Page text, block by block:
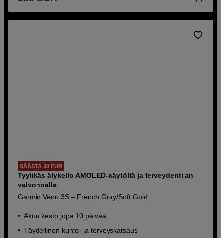
SÄÄSTÄ 30 EUR
Tyylikäs älykello AMOLED-näytöllä ja terveydentilan
valvonnalla
Garmin Venu 3S – French Gray/Soft Gold
Akun kesto jopa 10 päivää
Täydellinen kunto- ja terveyskatsaus